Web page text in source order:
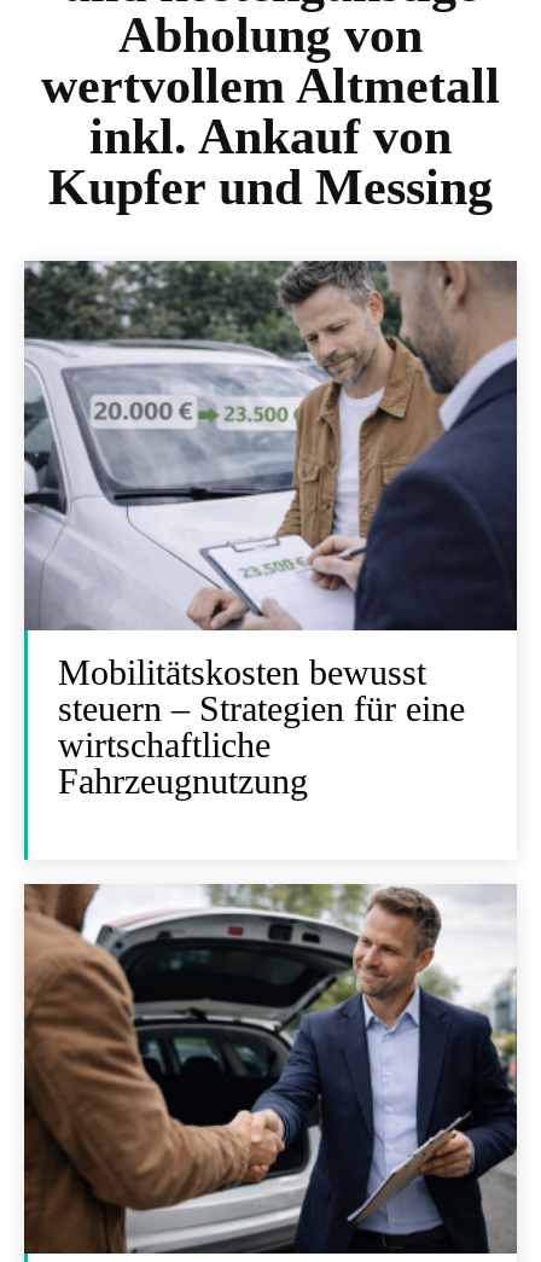
Abholung von
wertvollem Altmetall
inkl. Ankauf von
Kupfer und Messing
Mobilitätskosten bewusst
steuern – Strategien für eine
wirtschaftliche
Fahrzeugnutzung